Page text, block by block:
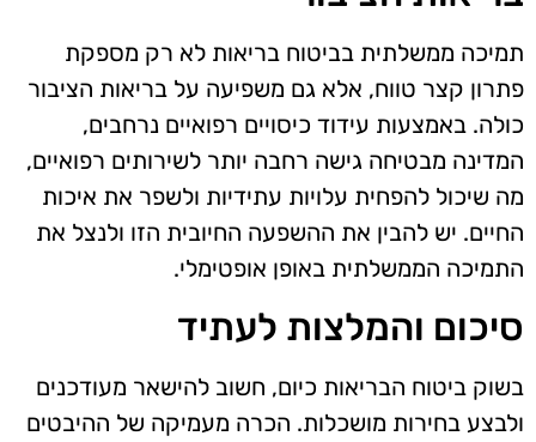
תמיכה ממשלתית בביטוח בריאות לא רק מספקת
פתרון קצר טווח, אלא גם משפיעה על בריאות הציבור
כולה. באמצעות עידוד כיסויים רפואיים נרחבים,
המדינה מבטיחה גישה רחבה יותר לשירותים רפואיים,
מה שיכול להפחית עלויות עתידיות ולשפר את איכות
החיים. יש להבין את ההשפעה החיובית הזו ולנצל את
התמיכה הממשלתית באופן אופטימלי.
סיכום והמלצות לעתיד
בשוק ביטוח הבריאות כיום, חשוב להישאר מעודכנים
ולבצע בחירות מושכלות. הכרה מעמיקה של ההיבטים